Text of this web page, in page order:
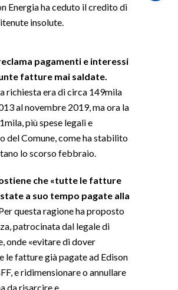
Energia ha ceduto il credito di
insolute.
pagamenti e interessi
fatture mai saldate.
richiesta era di circa 149mila
al novembre 2019, ma ora la
più spese legali e
del Comune, come ha stabilito
lo scorso febbraio.
che «tutte le fatture
a suo tempo pagate alla
questa ragione ha proposto
patrocinata dal legale di
onde «evitare di dover
le fatture già pagate ad Edison
e ridimensionare o annullare
da risarcire e